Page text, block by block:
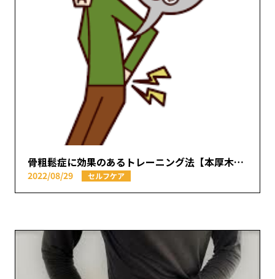
骨粗鬆症に効果のあるトレーニング法【本厚木駅で痛みの原因を取り除く あかつき整骨院】
2022/08/29 セルフケア